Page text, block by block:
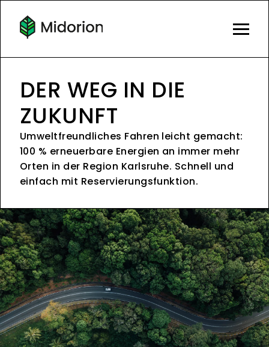
DER WEG IN DIE
ZUKUNFT
Umweltfreundliches Fahren leicht gemacht:
100 % erneuerbare Energien an immer mehr
Orten in der Region Karlsruhe. Schnell und
einfach mit Reservierungsfunktion.